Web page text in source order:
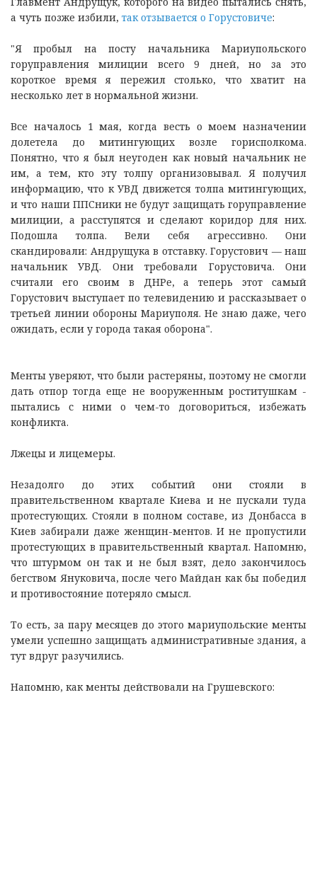
а чуть позже избили, так отзывается о Горустовиче:
"Я пробыл на посту начальника Мариупольского
горуправления милиции всего 9 дней, но за это
короткое время я пережил столько, что хватит на
несколько лет в нормальной жизни.
Все началось 1 мая, когда весть о моем назначении
долетела до митингующих возле горисполкома.
Понятно, что я был неугоден как новый начальник не
им, а тем, кто эту толпу организовывал. Я получил
информацию, что к УВД движется толпа митингующих,
и что наши ППСники не будут защищать горуправление
милиции, а расступятся и сделают коридор для них.
Подошла толпа. Вели себя агрессивно. Они
скандировали: Андрущука в отставку. Горустович — наш
начальник УВД. Они требовали Горустовича. Они
считали его своим в ДНРе, а теперь этот самый
Горустович выступает по телевидению и рассказывает о
третьей линии обороны Мариуполя. Не знаю даже, чего
ожидать, если у города такая оборона".
Менты уверяют, что были растеряны, поэтому не смогли
дать отпор тогда еще не вооруженным роститушкам -
пытались с ними о чем-то договориться, избежать
конфликта.
Лжецы и лицемеры.
Незадолго до этих событий они стояли в
правительственном квартале Киева и не пускали туда
протестующих. Стояли в полном составе, из Донбасса в
Киев забирали даже женщин-ментов. И не пропустили
протестующих в правительственный квартал. Напомню,
что штурмом он так и не был взят, дело закончилось
бегством Януковича, после чего Майдан как бы победил
и противостояние потеряло смысл.
То есть, за пару месяцев до этого мариупольские менты
умели успешно защищать административные здания, а
тут вдруг разучились.
Напомню, как менты действовали на Грушевского: